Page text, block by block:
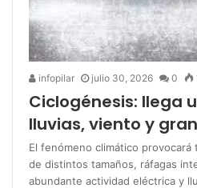
infopilar julio 30, 2026 0
Ciclogénesis: llega
lluvias, viento y
El fenómeno climático
de distintos tamaños, ráfagas
abundante actividad eléctrica y